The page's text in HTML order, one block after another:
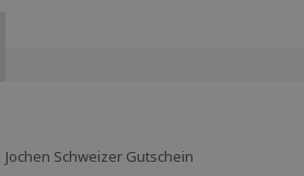
Jochen Schweizer Gutschein